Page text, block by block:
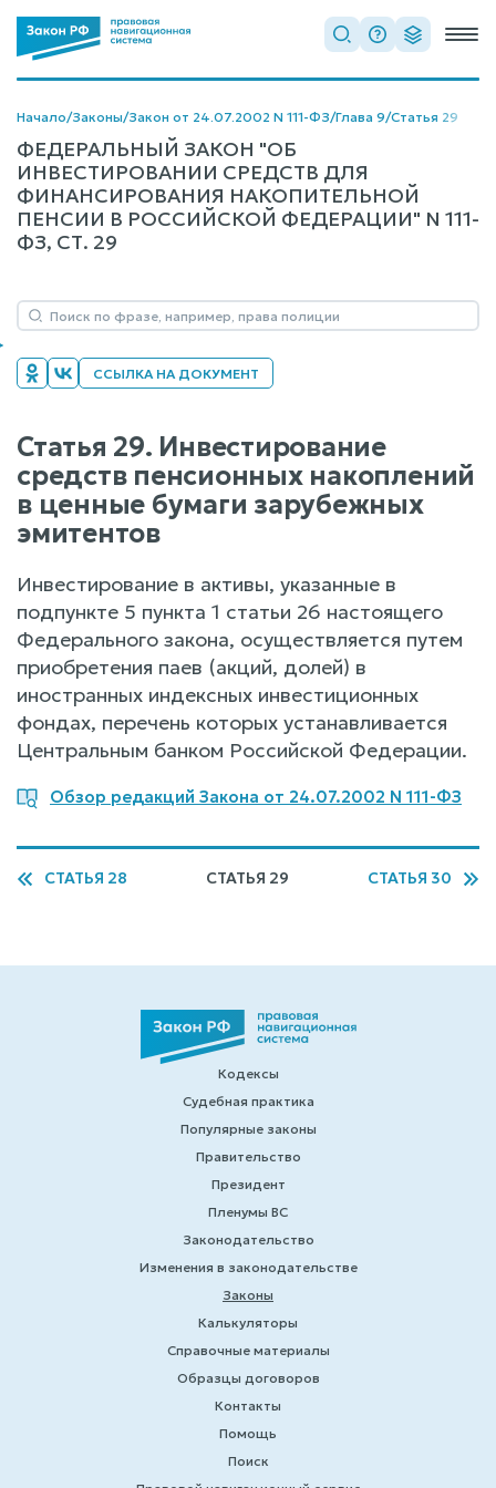
Начало/Законы/Закон от 24.07.2002 N 111-ФЗ/Глава 9/Статья 29
ФЕДЕРАЛЬНЫЙ ЗАКОН "ОБ
ИНВЕСТИРОВАНИИ СРЕДСТВ ДЛЯ
ФИНАНСИРОВАНИЯ НАКОПИТЕЛЬНОЙ
ПЕНСИИ В РОССИЙСКОЙ ФЕДЕРАЦИИ" N 111-
ФЗ, СТ. 29
ССЫЛКА НА ДОКУМЕНТ
Статья 29. Инвестирование
средств пенсионных накоплений
в ценные бумаги зарубежных
эмитентов
Инвестирование в активы, указанные в
подпункте 5 пункта 1 статьи 26 настоящего
Федерального закона, осуществляется путем
приобретения паев (акций, долей) в
иностранных индексных инвестиционных
фондах, перечень которых устанавливается
Центральным банком Российской Федерации.
Обзор редакций Закона от 24.07.2002 N 111-ФЗ
СТАТЬЯ 28 СТАТЬЯ 29 СТАТЬЯ 30
Кодексы
Судебная практика
Популярные законы
Правительство
Президент
Пленумы ВС
Законодательство
Изменения в законодательстве
Законы
Калькуляторы
Справочные материалы
Образцы договоров
Контакты
Помощь
Поиск